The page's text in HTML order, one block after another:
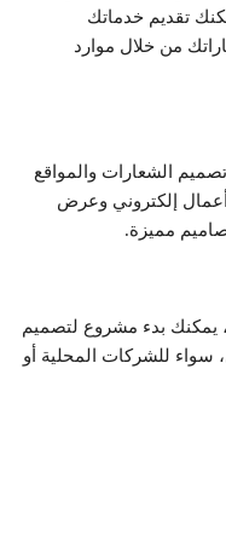
تقديم خدماتك
من خلال موارد
الشعارات والمواقع
أعمال إلكتروني وعرض
مميزة.
يمكنك بدء مشروع لتصميم
سواء للشركات المحلية أو